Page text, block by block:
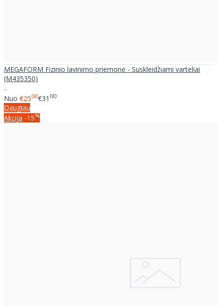
MEGAFORM Fizinio lavinimo priemonė - Suskleidžiami varteliai
(M435350)
..
Nuo €2500€31 00
Daugiau
Akcija -15%